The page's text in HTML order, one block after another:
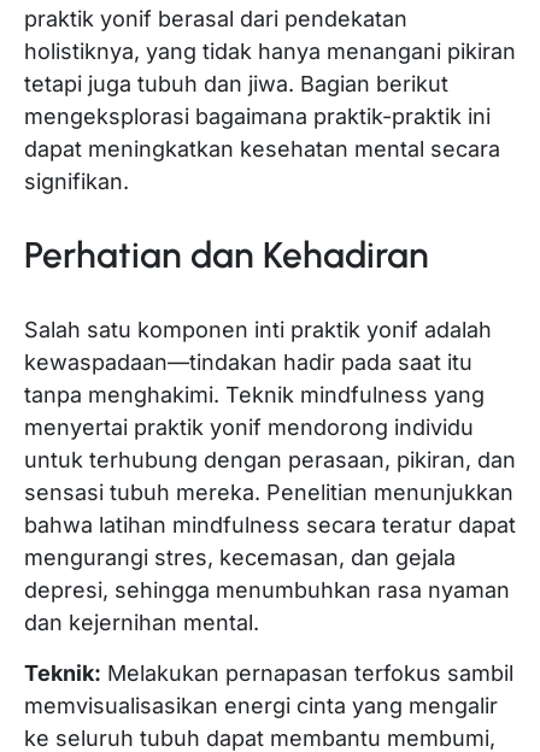
praktik yonif berasal dari pendekatan
holistiknya, yang tidak hanya menangani pikiran
tetapi juga tubuh dan jiwa. Bagian berikut
mengeksplorasi bagaimana praktik-praktik ini
dapat meningkatkan kesehatan mental secara
signifikan.
Perhatian dan Kehadiran
Salah satu komponen inti praktik yonif adalah
kewaspadaan—tindakan hadir pada saat itu
tanpa menghakimi. Teknik mindfulness yang
menyertai praktik yonif mendorong individu
untuk terhubung dengan perasaan, pikiran, dan
sensasi tubuh mereka. Penelitian menunjukkan
bahwa latihan mindfulness secara teratur dapat
mengurangi stres, kecemasan, dan gejala
depresi, sehingga menumbuhkan rasa nyaman
dan kejernihan mental.
Teknik: Melakukan pernapasan terfokus sambil
memvisualisasikan energi cinta yang mengalir
ke seluruh tubuh dapat membantu membumi,